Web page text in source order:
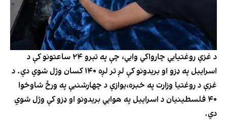
د غزې روغتیايي چارواکي وایي، چې په تېرو ۲۴ ساعتونو کې د
اسراییل په ډزو او بریدونو کې لږ تر لږه ۱۴۰ کسان وژل شوي دي. د
غزې د روغتیا وزارت په خبره،یوازې د چهارشنبې په ورځ شاوخوا
۴۰ فلسطینیان د اسراییل په هوايي بریدونو او ډزو کې وژل شوي
دي.